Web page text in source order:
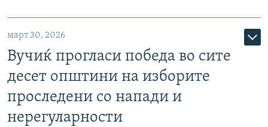
март 30, 2026
Вучиќ прогласи победа во сите
десет општини на изборите
проследени со напади и
нерегуларности